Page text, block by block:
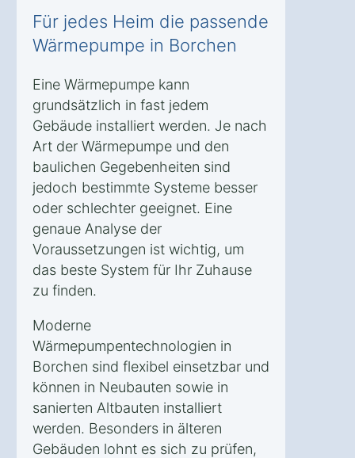
Für jedes Heim die passende
Wärmepumpe in Borchen
Eine Wärmepumpe kann
grundsätzlich in fast jedem
Gebäude installiert werden. Je nach
Art der Wärmepumpe und den
baulichen Gegebenheiten sind
jedoch bestimmte Systeme besser
oder schlechter geeignet. Eine
genaue Analyse der
Voraussetzungen ist wichtig, um
das beste System für Ihr Zuhause
zu finden.
Moderne
Wärmepumpentechnologien in
Borchen sind flexibel einsetzbar und
können in Neubauten sowie in
sanierten Altbauten installiert
werden. Besonders in älteren
Gebäuden lohnt es sich zu prüfen,